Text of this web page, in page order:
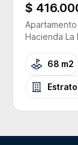
$
Apartamento
Hacienda La
68 m2
Estrato